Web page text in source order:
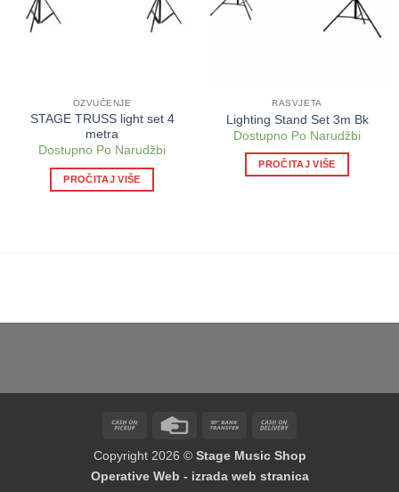
OZVUČENJE
STAGE TRUSS light set 4
metra
Dostupno Po Narudžbi
PROČITAJ VIŠE
RASVJETA
Lighting Stand Set 3m Bk
Dostupno Po Narudžbi
PROČITAJ VIŠE
Cash
Pickup
Credit
Bank
Delivery
Copyright 2026 © Stage Music Shop
Operative Web - izrada web stranica